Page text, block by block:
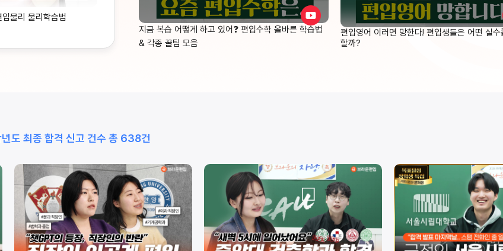
물리 물리학습법
지금 복습 어떻게 하고 있어❓ 편입수학 올바른 학습법
& 각종 꿀팁 모음
편입영어 이러면 망한다! 편입생들은 어떤 실수
할까?
도 최종 합격 신고 건수 총 638건